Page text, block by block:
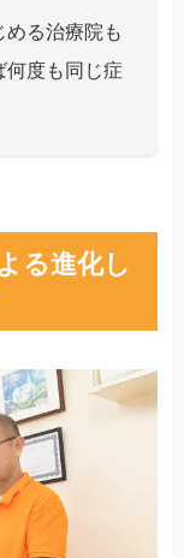
る治療院も
何度も同じ症
る進化し